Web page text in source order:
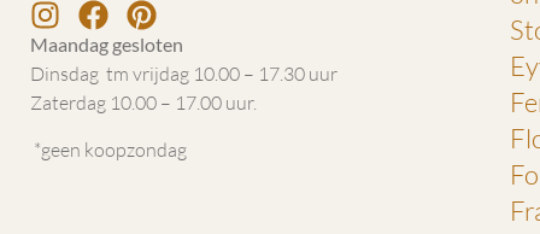
Maandag gesloten
Dinsdag tm vrijdag 10.00 – 17.30 uur
Zaterdag 10.00 – 17.00 uur.
*geen koopzondag